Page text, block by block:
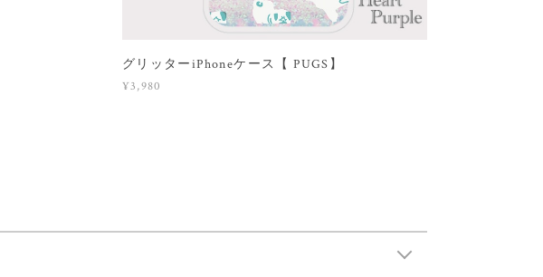
グリッターiPhoneケース【 PUGS】
¥3,980